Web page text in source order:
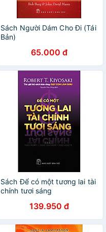
Sách Người Dám Cho Đi (Tái
Bản)
65.000 đ
Sách Để có một tương lai tài
chính tươi sáng
139.950 đ